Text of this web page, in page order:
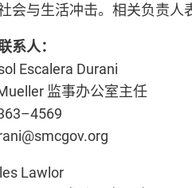
会与生活冲击。相关负责人
系人：
Escalera Durani
监事办公室主任
–4569
Lawlor